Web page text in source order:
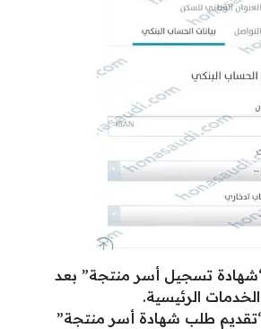
“شهادة تسجيل أسر منتجة” بعد
الرئيسية.
طلب شهادة أسر منتجة”